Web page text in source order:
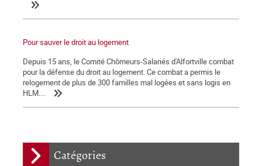
Catégories
Pour sauver le droit au logement
Depuis 15 ans, le Comité Chômeurs-Salariés d'Alfortville combat
pour la défense du droit au logement. Ce combat a permis le
relogement de plus de 300 familles mal logées et sans logis en
HLM....